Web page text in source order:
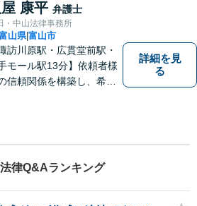
【複数弁護士在籍】
康平 弁護士
・中山法律事務所
山県|富山市
諏訪川原駅・広貫堂前駅・
モール駅13分】依頼者様
信頼関係を構築し、希望
談ください。平日夜間相
詳細を見
る
律Q&Aランキング